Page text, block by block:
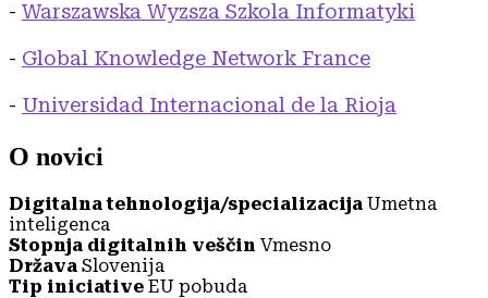
- Warszawska Wyzsza Szkola Informatyki
- Global Knowledge Network France
- Universidad Internacional de la Rioja
O novici
Digitalna tehnologija/specializacija Umetna
inteligenca
Stopnja digitalnih veščin Vmesno
Država Slovenija
Tip iniciative EU pobuda